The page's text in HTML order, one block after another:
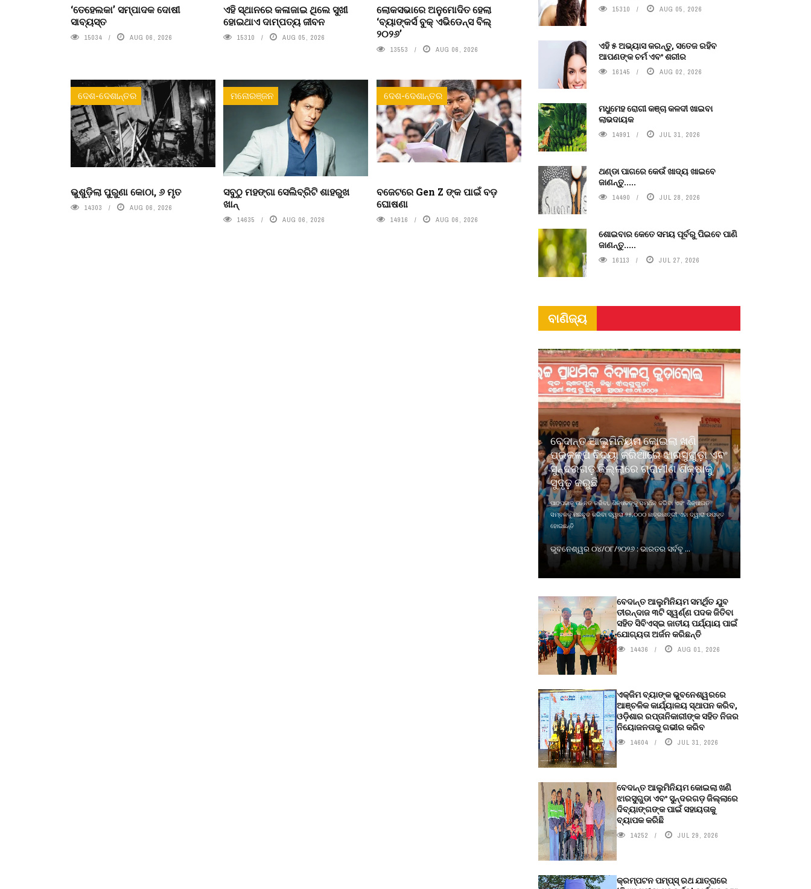
‘ତେହେଲକା’ ସମ୍ପାଦକ ଦୋଷୀ
ସାବ୍ୟସ୍ତ
15034 AUG 06, 2026
ଏହି ସ୍ଥାନରେ କଳାଜାଇ ଥିଲେ ସୁଖୀ
ହୋଇଥାଏ ଦାମ୍ପତ୍ୟ ଜୀବନ
15310 AUG 05, 2026
ଲୋକସଭାରେ ଅନୁମୋଦିତ ହେଲା
‘ବ୍ୟାଙ୍କର୍ସ ବୁକ୍ ଏଭିଡେନ୍ସ ବିଲ୍
୨୦୨୬’
13553 AUG 06, 2026
ଦେଶ-ଦେଶାନ୍ତର
ଭୁଶୁଡ଼ିଲା ପୁରୁଣା କୋଠା, ୬ ମୃତ
14303 AUG 06, 2026
ମନୋରଞ୍ଜନ
ସବୁଠୁ ମହଙ୍ଗା ସେଲିବ୍ରିଟି ଶାହରୁଖ
ଖାନ୍
14635 AUG 06, 2026
ଦେଶ-ଦେଶାନ୍ତର
ବଜେଟରେ Gen Z ଙ୍କ ପାଇଁ ବଡ଼
ଘୋଷଣା
14916 AUG 06, 2026
15310 AUG 05, 2026
ଏହି ୫ ଅଭ୍ୟାସ କରନ୍ତୁ, ସତେଜ ରହିବ
ଆପଣଙ୍କ ଚର୍ମ ଏବଂ ଶରୀର
16145 AUG 02, 2026
ମଧୁମେହ ରୋଗୀ କଞ୍ଚା କଳଦୀ ଖାଇବା
ଲାଭଦାୟକ
14991 JUL 31, 2026
ଥଣ୍ଡା ପାଗରେ କେଉଁ ଖାଦ୍ୟ ଖାଇବେ
ଜାଣନ୍ତୁ.....
14490 JUL 28, 2026
ଶୋଇବାର କେତେ ସମୟ ପୂର୍ବରୁ ପିଇବେ ପାଣି
ଜାଣନ୍ତୁ.....
16113 JUL 27, 2026
ବାଣିଜ୍ୟ
ବେଦାନ୍ତ ଆଲୁମିନିୟମ କୋଇଲା ଖଣି
ପ୍ରକଳ୍ପ ବିଦ୍ୟା ଜରିଆରେ ଝାରସୁଗୁଡ଼ା ଏବଂ
ସୁନ୍ଦରଗଡ଼ ଜିଲ୍ଲାରେ ଗ୍ରାମୀଣ ଶିକ୍ଷାକୁ
ସୁଦୃଢ଼ କରୁଛି
ପାଠପଢାକୁ ଉନ୍ନତ କରିବା, ଶିକ୍ଷକଙ୍କୁ ସମର୍ଥନ କରିବା ଏବଂ ଶିକ୍ଷାଗତ
ସମ୍ବଳକୁ ମଜବୁତ କରିବା ଦ୍ୱାରା ୨୫,୦୦୦ ଛାତ୍ରଛାତ୍ରୀ ଏହା ଦ୍ୱାରା ଉପକୃତ
ହୋଇଛନ୍ତି
ଭୁବନେଶ୍ୱର ୦୪/୦୮/୨୦୨୬ : ଭାରତର ସର୍ବବୃ ...
ବେଦାନ୍ତ ଆଲୁମିନିୟମ ସମର୍ଥିତ ଯୁବ
ତୀରନ୍ଦାଜ ୩ଟି ସ୍ୱର୍ଣ୍ଣ ପଦକ ଜିତିବା
ସହିତ ସିବିଏସ୍ଇ ଜାତୀୟ ପର୍ଯ୍ୟାୟ ପାଇଁ
ଯୋଗ୍ୟତା ଅର୍ଜନ କରିଛନ୍ତି
14436 AUG 01, 2026
ଏକ୍ଜିମ ବ୍ୟାଙ୍କ ଭୁବନେଶ୍ୱରରେ
ଆଞ୍ଚଳିକ କାର୍ଯ୍ୟାଳୟ ସ୍ଥାପନ କରିବ,
ଓଡ଼ିଶାର ରପ୍ତାନିକାରୀଙ୍କ ସହିତ ନିଜର
ନିୟୋଜନତାକୁ ଗଭୀର କରିବ
14604 JUL 31, 2026
ବେଦାନ୍ତ ଆଲୁମିନିୟମ କୋଇଲା ଖଣି
ଝାରସୁଗୁଡା ଏବଂ ସୁନ୍ଦରଗଡ଼ ଜିଲ୍ଲାରେ
ଦିବ୍ୟାଙ୍ଗଙ୍କ ପାଇଁ ସହାୟତାକୁ
ବ୍ୟାପକ କରିଛି
14252 JUL 29, 2026
କ୍ରମ୍ପଟନ ପମ୍ପ୍‌ସ୍‌ ରଥ ଯାତ୍ରାରେ